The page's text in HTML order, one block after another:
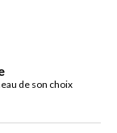
de son choix